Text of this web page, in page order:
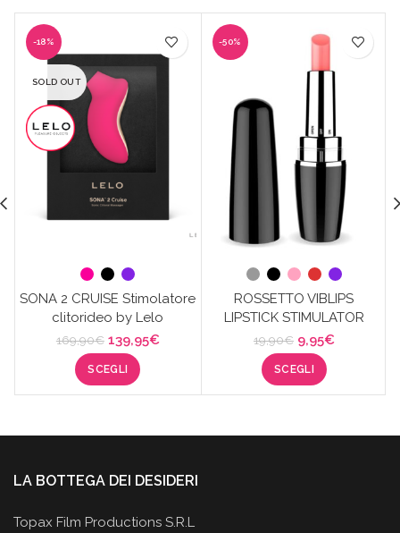
-18%
SOLD OUT
SONA 2 CRUISE Stimolatore
clitorideo by Lelo
169,90€ Il
prezzo
originale
era:
139,95€Il
SCEGLI
-50%
ROSSETTO VIBLIPS
LIPSTICK STIMULATOR
19,90€ Il
prezzo
originale
era:
9,95€Il
SCEGLI
LA BOTTEGA DEI DESIDERI
Topax Film Productions S.R.L